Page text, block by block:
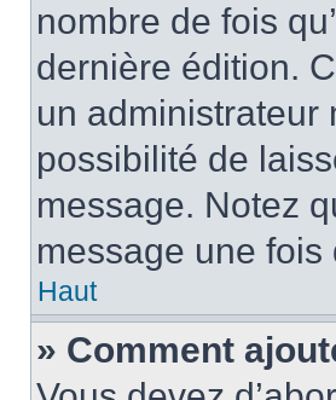
nombre de fois
dernière édition.
un administrateur
possibilité de
message. Notez
message une fois
Haut
» Comment